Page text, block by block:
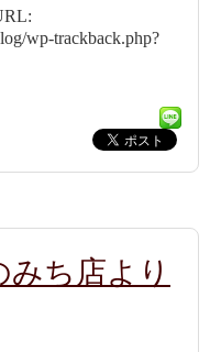
wp-trackback.php?
みち店より